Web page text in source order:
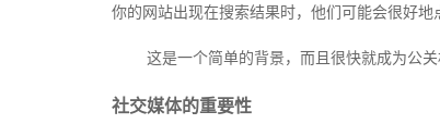
你的网站出现在搜索结果时，他们可能会很好地
这是一个简单的背景，而且很快就成为公关
社交媒体的重要性